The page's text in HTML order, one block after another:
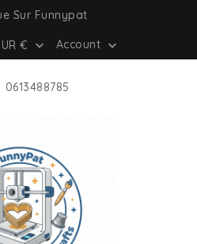
Sur Funnypat
€  Account 
0613488785